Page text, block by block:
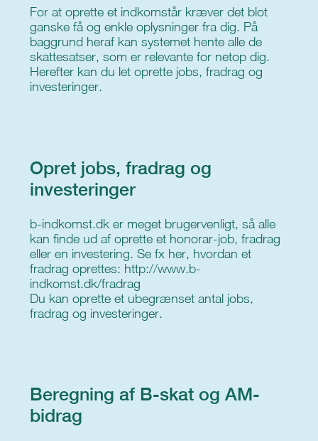
For at oprette et indkomstår kræver det blot
ganske få og enkle oplysninger fra dig. På
baggrund heraf kan systemet hente alle de
skattesatser, som er relevante for netop dig.
Herefter kan du let oprette jobs, fradrag og
investeringer.
Opret jobs, fradrag og
investeringer
b-indkomst.dk er meget brugervenligt, så alle
kan finde ud af oprette et honorar-job, fradrag
eller en investering. Se fx her, hvordan et
fradrag oprettes: http://www.b-
indkomst.dk/fradrag
Du kan oprette et ubegrænset antal jobs,
fradrag og investeringer.
Beregning af B-skat og AM-
bidrag